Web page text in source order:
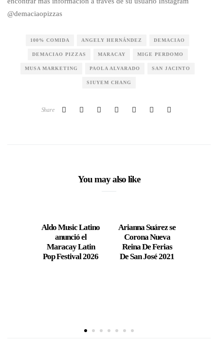
@demaciaopizzas
100% COMIDA ANGELY HERNÁNDEZ DEMACIAO
DEMACIAO PIZZAS MARACAY MIGE PERDOMO
MUSA MARKETING PAOLA ALVARADO SAN JACINTO
SIUYEM CHANG
Share
You may also like
Aldo Music Latino
anunció el
Maracay Latin
Pop Festival 2026
Arianna Suárez se
Corona Nueva
Reina De Ferias
De San José 2021